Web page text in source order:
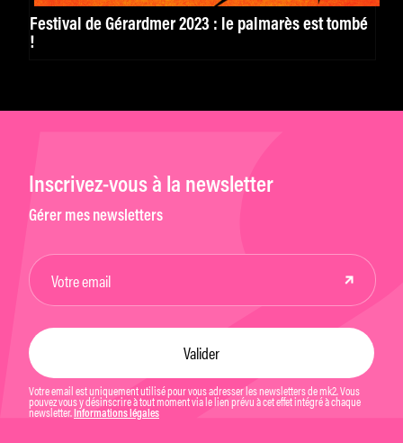
Festival de Gérardmer 2023 : le palmarès est tombé
!
Inscrivez-vous à la newsletter
Gérer mes newsletters
Votre email est uniquement utilisé pour vous adresser les newsletters de mk2. Vous
pouvez vous y désinscrire à tout moment via le lien prévu à cet effet intégré à chaque
newsletter. Informations légales